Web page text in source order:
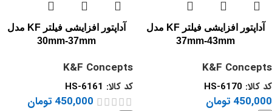
آداپتور افزایشی فیلتر KF مدل
37mm-43mm
K&F Concepts
کد کالا: HS-6170
450,000 تومان
آداپتور افزایشی فیلتر KF مدل
30mm-37mm
K&F Concepts
کد کالا: HS-6161
450,000 تومان